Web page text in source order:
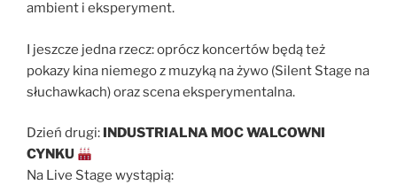
ambient i eksperyment.
I jeszcze jedna rzecz: oprócz koncertów będą też
pokazy kina niemego z muzyką na żywo (Silent Stage na
słuchawkach) oraz scena eksperymentalna.
Dzień drugi: INDUSTRIALNA MOC WALCOWNI
CYNKU
Na Live Stage wystąpią: